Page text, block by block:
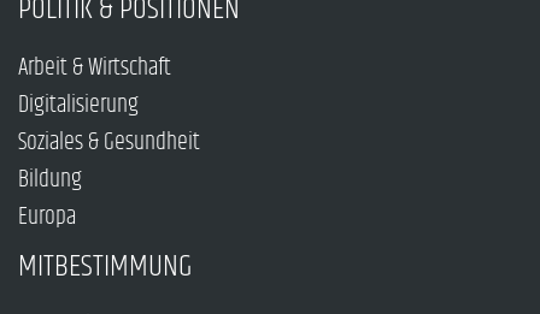
Arbeit & Wirtschaft
Digitalisierung
Soziales & Gesundheit
Bildung
Europa
MITBESTIMMUNG